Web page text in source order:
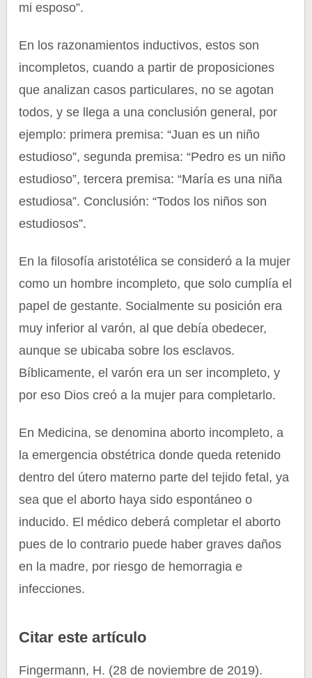
mi esposo”.
En los razonamientos inductivos, estos son
incompletos, cuando a partir de proposiciones
que analizan casos particulares, no se agotan
todos, y se llega a una conclusión general, por
ejemplo: primera premisa: “Juan es un niño
estudioso”, segunda premisa: “Pedro es un niño
estudioso”, tercera premisa: “María es una niña
estudiosa”. Conclusión: “Todos los niños son
estudiosos”.
En la filosofía aristotélica se consideró a la mujer
como un hombre incompleto, que solo cumplía el
papel de gestante. Socialmente su posición era
muy inferior al varón, al que debía obedecer,
aunque se ubicaba sobre los esclavos.
Bíblicamente, el varón era un ser incompleto, y
por eso Dios creó a la mujer para completarlo.
En Medicina, se denomina aborto incompleto, a
la emergencia obstétrica donde queda retenido
dentro del útero materno parte del tejido fetal, ya
sea que el aborto haya sido espontáneo o
inducido. El médico deberá completar el aborto
pues de lo contrario puede haber graves daños
en la madre, por riesgo de hemorragia e
infecciones.
Citar este artículo
Fingermann, H. (28 de noviembre de 2019).